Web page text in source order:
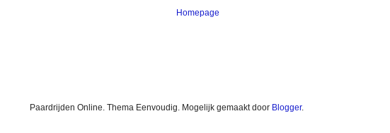
Homepage
Paardrijden Online. Thema Eenvoudig. Mogelijk gemaakt door Blogger.